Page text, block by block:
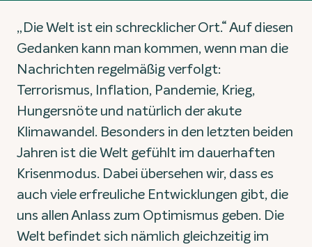
„Die Welt ist ein schrecklicher Ort.“ Auf diesen
Gedanken kann man kommen, wenn man die
Nachrichten regelmäßig verfolgt:
Terrorismus, Inflation, Pandemie, Krieg,
Hungersnöte und natürlich der akute
Klimawandel. Besonders in den letzten beiden
Jahren ist die Welt gefühlt im dauerhaften
Krisenmodus. Dabei übersehen wir, dass es
auch viele erfreuliche Entwicklungen gibt, die
uns allen Anlass zum Optimismus geben. Die
Welt befindet sich nämlich gleichzeitig im